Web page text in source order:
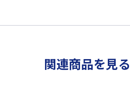
関連商品を見る